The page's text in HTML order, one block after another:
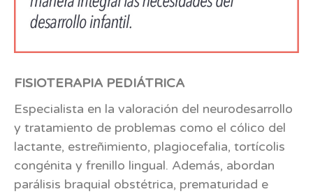
FISIOTERAPIA PEDIÁTRICA
Especialista en la valoración del neurodesarrollo
y tratamiento de problemas como el cólico del
lactante, estreñimiento, plagiocefalia, tortícolis
congénita y frenillo lingual. Además, abordan
parálisis braquial obstétrica, prematuridad e